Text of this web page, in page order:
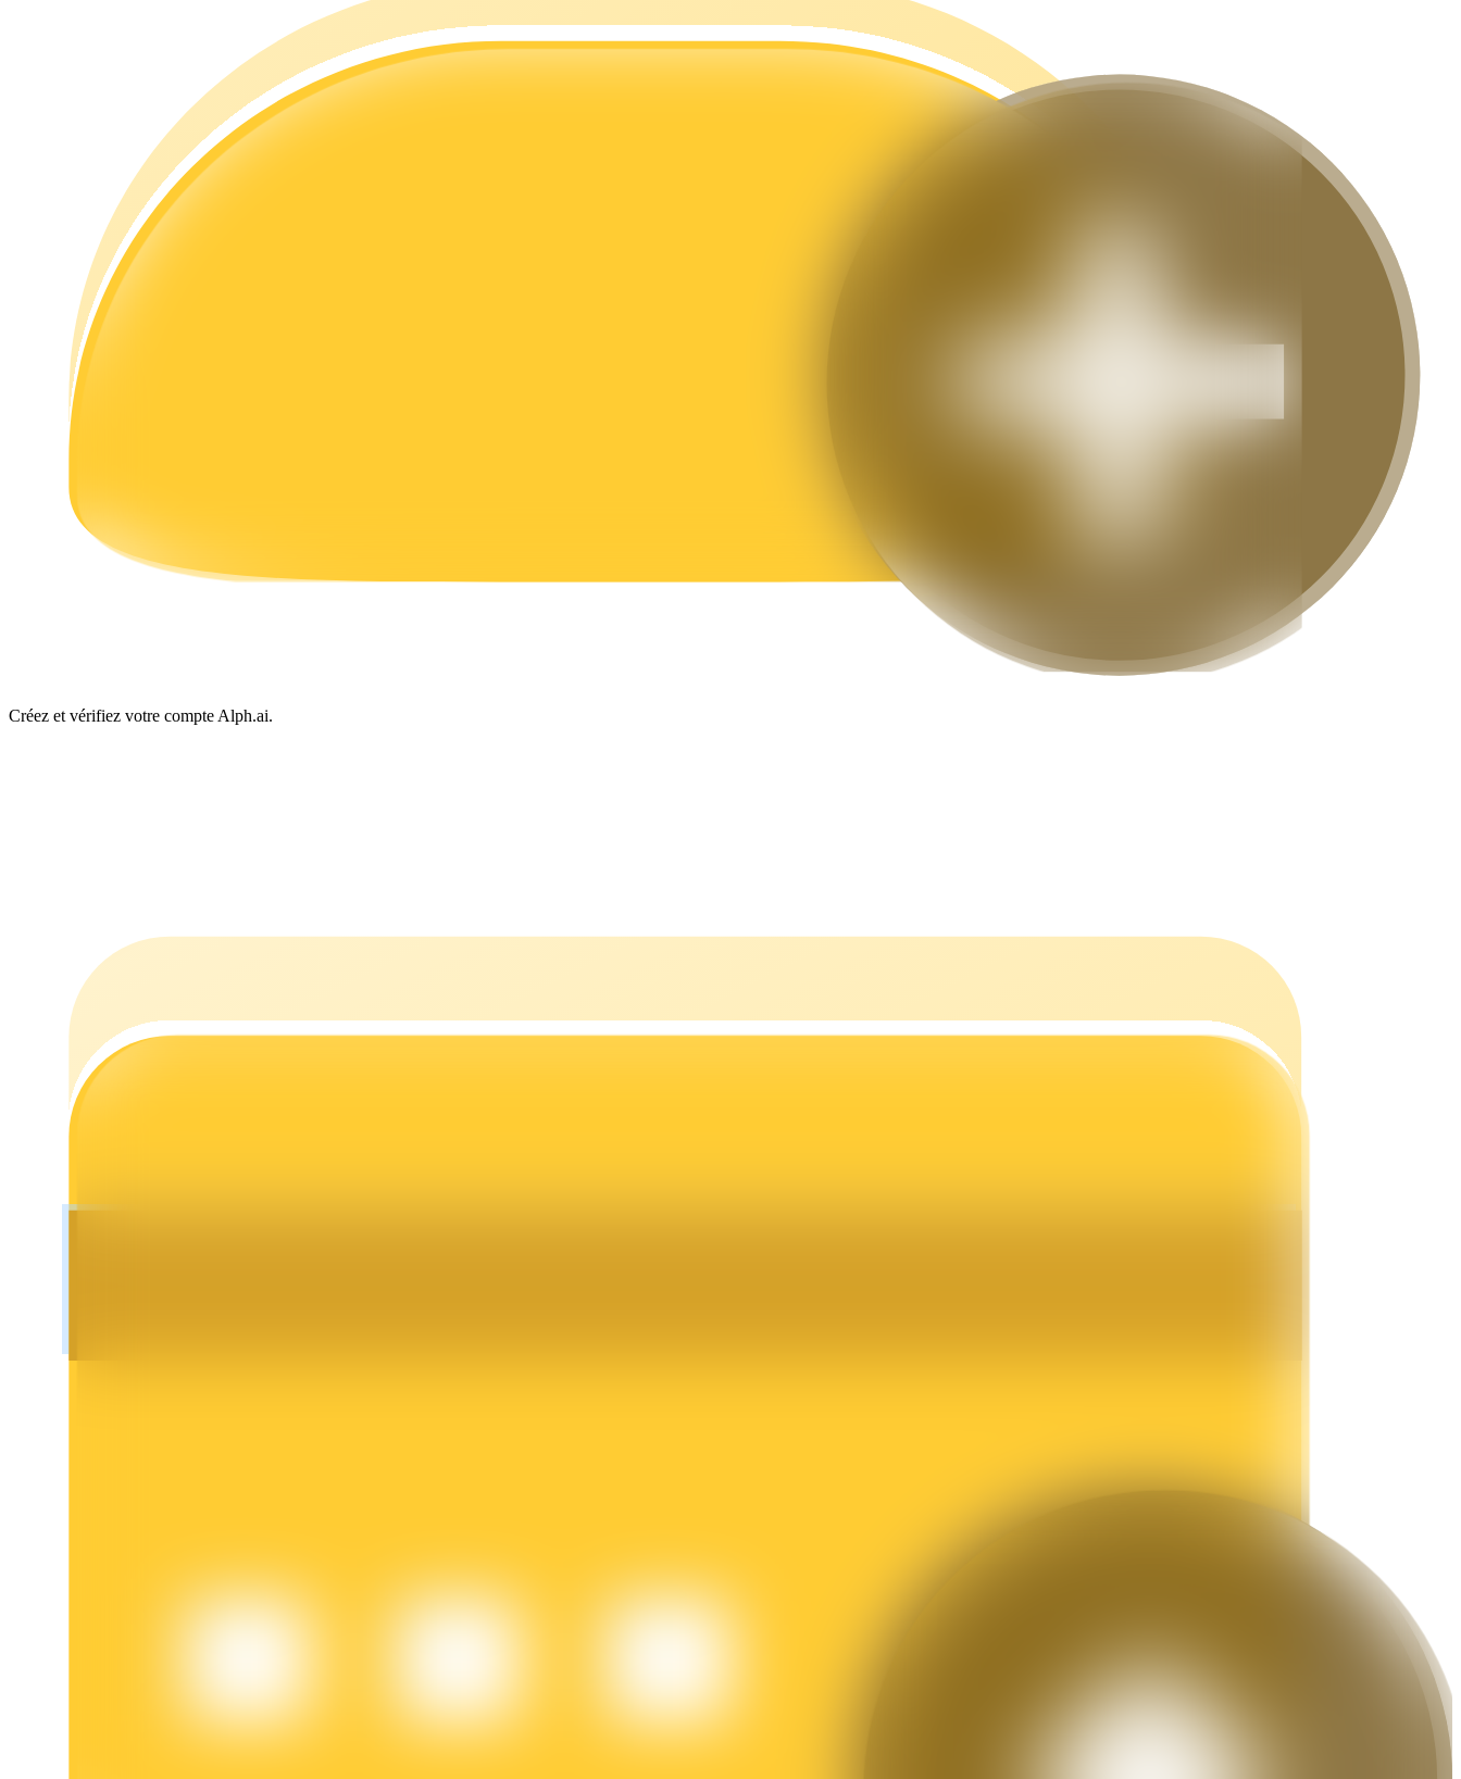
Stratégies de trading
Apprenez à rester rentable
Launchpool
Staking flexible pour gagner des jetons populaires
Blocages BTR
Créez et vérifiez votre compte Alph.ai.